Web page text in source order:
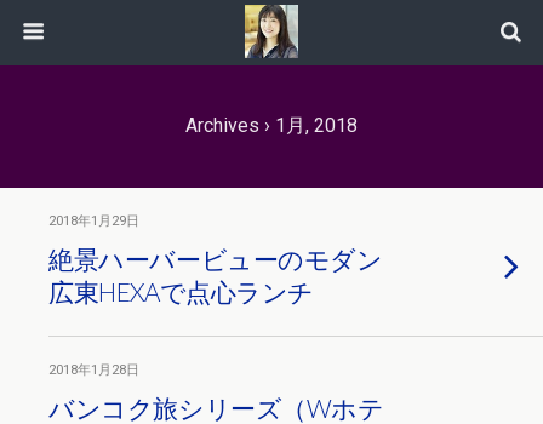
Archives › 1月, 2018
2018年1月29日
絶景ハーバービューのモダン
広東HEXAで点心ランチ
2018年1月28日
バンコク旅シリーズ（Wホテ